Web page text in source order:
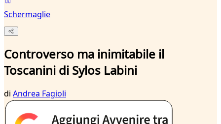
Schermaglie
Controverso ma inimitabile il
Toscanini di Sylos Labini
di Andrea Fagioli